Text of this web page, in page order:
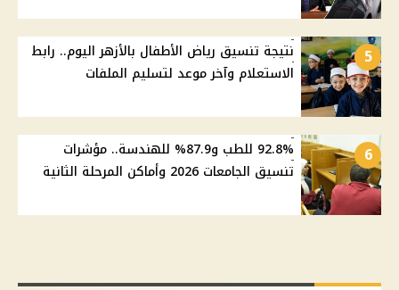
5
نتيجة تنسيق رياض الأطفال بالأزهر اليوم.. رابط
الاستعلام وآخر موعد لتسليم الملفات
6
92.8% للطب و87.9% للهندسة.. مؤشرات
تنسيق الجامعات 2026 وأماكن المرحلة الثانية